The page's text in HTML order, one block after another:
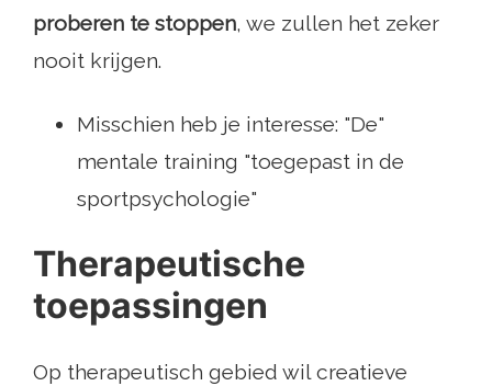
proberen te stoppen, we zullen het zeker
nooit krijgen.
Misschien heb je interesse: "De"
mentale training "toegepast in de
sportpsychologie"
Therapeutische
toepassingen
Op therapeutisch gebied wil creatieve